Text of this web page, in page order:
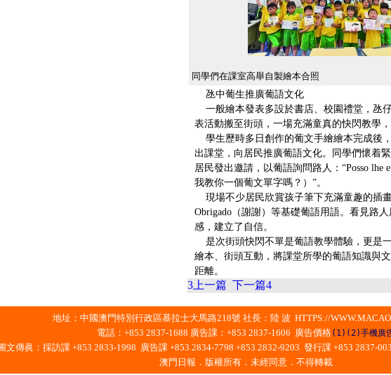
同學們在課室高舉自製繪本合照
氹中葡生推廣葡語文化
一般繪本發表多設於書店、校園禮堂，氹
表活動搬至街頭，一場充滿童真的快閃教學
學生歷時多日創作的葡文手繪繪本完成後
出課堂，向居民推廣葡語文化。同學們懷着
居民發出邀請，以葡語詢問路人：“Posso lhe
我教你一個葡文單字嗎？）”。
現場不少居民欣賞孩子筆下充滿童趣的插
Obrigado（謝謝）等基礎葡語用語。看見路
感，建立了自信。
是次街頭快閃不單是葡語教學體驗，更是
繪本、街頭互動，將課堂所學的葡語知識與
距離。
3 上一篇 下一篇4